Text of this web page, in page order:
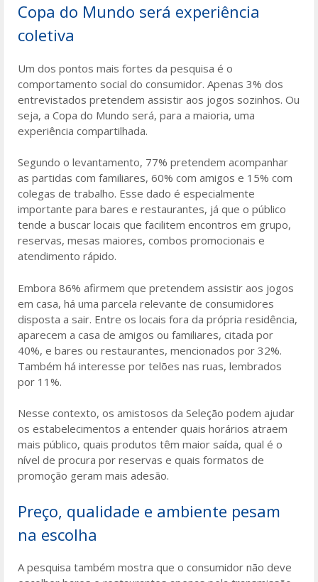
Copa do Mundo será experiência
coletiva
Um dos pontos mais fortes da pesquisa é o
comportamento social do consumidor. Apenas 3% dos
entrevistados pretendem assistir aos jogos sozinhos. Ou
seja, a Copa do Mundo será, para a maioria, uma
experiência compartilhada.
Segundo o levantamento, 77% pretendem acompanhar
as partidas com familiares, 60% com amigos e 15% com
colegas de trabalho. Esse dado é especialmente
importante para bares e restaurantes, já que o público
tende a buscar locais que facilitem encontros em grupo,
reservas, mesas maiores, combos promocionais e
atendimento rápido.
Embora 86% afirmem que pretendem assistir aos jogos
em casa, há uma parcela relevante de consumidores
disposta a sair. Entre os locais fora da própria residência,
aparecem a casa de amigos ou familiares, citada por
40%, e bares ou restaurantes, mencionados por 32%.
Também há interesse por telões nas ruas, lembrados
por 11%.
Nesse contexto, os amistosos da Seleção podem ajudar
os estabelecimentos a entender quais horários atraem
mais público, quais produtos têm maior saída, qual é o
nível de procura por reservas e quais formatos de
promoção geram mais adesão.
Preço, qualidade e ambiente pesam
na escolha
A pesquisa também mostra que o consumidor não deve